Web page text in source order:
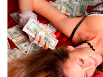
Témata
Pořady
TV Program